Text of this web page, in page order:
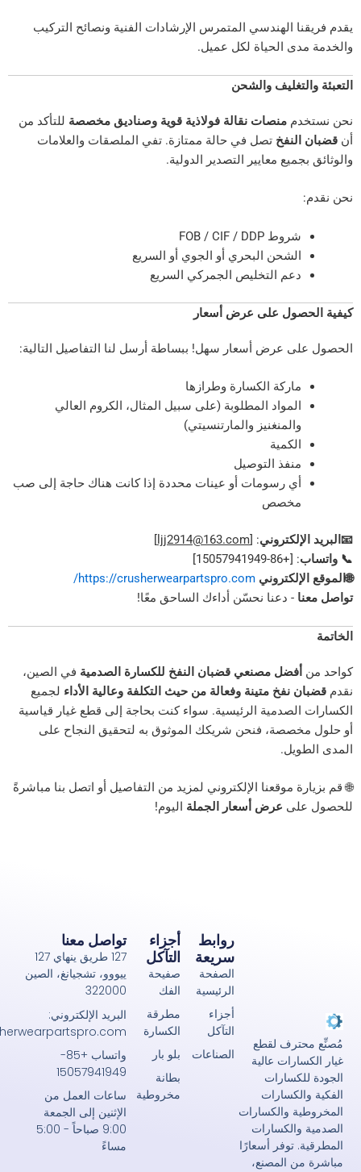
الهندسي المتمرس الإرشادات الفنية ونصائح التركيب
الحياة لكل عميل.
والشحن
منصات نقالة فولاذية قوية وصناديق مخصصةللتأكد من
تصل في حالة ممتازة. تفي الملصقات والعلامات
معايير التصدير الدولية.
البحري أو الجوي أو السريع
التخليص الجمركي السريع
على عرض أسعار
عرض أسعار سهل! ببساطة أرسل لنا التفاصيل التالية:
الكسارة وطرازها
المطلوبة (على سبيل المثال، الكروم العالي
والمارتنسيتي)
التوصيل
رسومات أو عينات محددة إذا كانت هناك حاجة إلى صب
: [
ljj2914@163.com
]
: [+86-15057941949]
https://crusherwearpartspro.com/
- دعنا نحسّن أداءك الساحق معًا!
مصنعي قضبان النفخ للكسارة الصدميةفي الصين،
نفخ متينة وفعالة من حيث التكلفة وعالية الأداء لجميع
الرئيسية. سواء كنت بحاجة إلى قطع غيار قياسية
فنحن شريكك الموثوق به لتحقيق النجاح على
موقعنا الإلكتروني لمزيد من التفاصيل أو اتصل بنا مباشرةً
عرض أسعار الجملة اليوم!
لقطع
عالية
والكسارات
توفر أسعارًا
المصنع،
أجزاء
التآكل
صفيحة
الفك
مطرقة
الكسارة
بلو بار
الصناعات
تواصل معنا
127 طريق ينهاي 127
ييووو، تشجيانغ، الصين
322000
البريد الإلكتروني:
john@crusherwearpartspro.com
واتساب +85-
15057941949
ساعات العمل من
الإثنين إلى الجمعة
9:00 صباحاً - 5:00